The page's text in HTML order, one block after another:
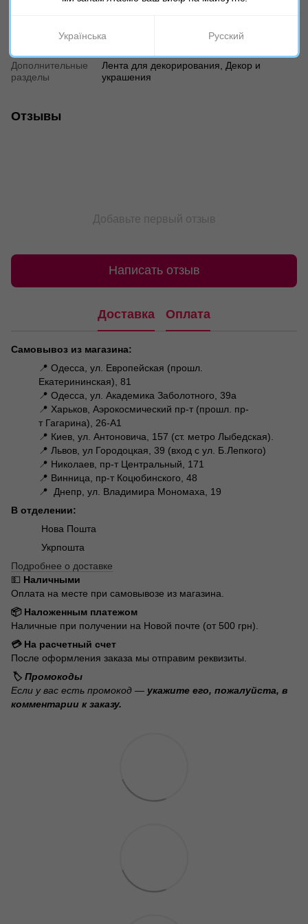
Характеристики
Дополнительные
разделы
Лента для декорирования, Декор и
украшения
Отзывы
Добавьте первый отзыв
Написать отзыв
Доставка Оплата
Самовывоз из магазина:
📍 Одесса, ул. Европейская (прошл.
Екатерининская), 81
📍 Одесса, ул. Академика Заболотного, 39а
📍 Харьков, Аэрокосмический пр-т (прошл. пр-
т Гагарина), 26-А1
📍 Киев, ул. Антоновича, 157 (ст. метро Лыбедская).
📍 Львов, ул Городоцкая, 39 (вход с ул. Б.Лепкого)
📍 Николаев, пр-т Центральный, 171
📍 Винница, пр-т Коцюбинского, 48
📍 Днепр, ул. Владимира Мономаха, 19
В отделении:
Нова Пошта
Укрпошта
Подробнее о доставке
💵 Наличными
Оплата на месте при самовывозе из магазина.
📦 Наложенным платежом
Наличные при получении на Новой почте (от 500 грн).
💳 На расчетный счет
После оформления заказа мы отправим реквизиты.
🏷️ Промокоды
Если у вас есть промокод — укажите его, пожалуйста, в
комментарии к заказу.
Українська Русский